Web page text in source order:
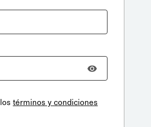
términos y condiciones